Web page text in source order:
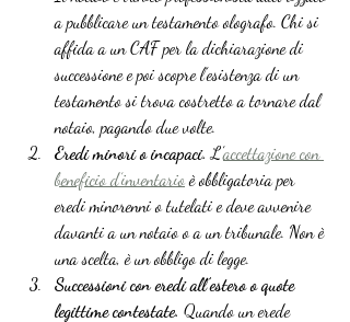
a pubblicare un testamento olografo. Chi si
affida a un CAF per la dichiarazione di
successione e poi scopre l’esistenza di un
testamento si trova costretto a tornare dal
notaio, pagando due volte.
Eredi minori o incapaci. L’accettazione con
beneficio d’inventario è obbligatoria per
eredi minorenni o tutelati e deve avvenire
davanti a un notaio o a un tribunale. Non è
una scelta, è un obbligo di legge.
Successioni con eredi all’estero o quote
legittime contestate. Quando un erede